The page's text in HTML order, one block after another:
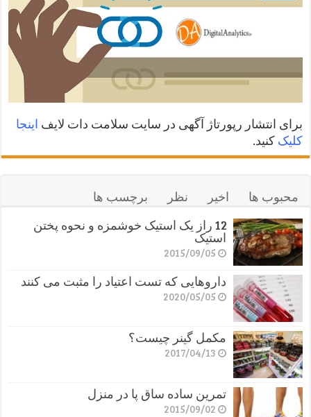
برای انتشار رپورتاژ آگهی در سایت سلامت دات لایف اینجا
کلیک کنید.
محبوب ها اخیر نظر
برچسب ها
12 راز یک استیک خوشمزه و نحوه پختن
استیک
2015/09/05
داروهایی که تست اعتیاد را مثبت می کنند
2020/05/05
مکمل گینر چیست؟
2017/04/13
تمرین ساده ساق پا در منزل
2015/09/02